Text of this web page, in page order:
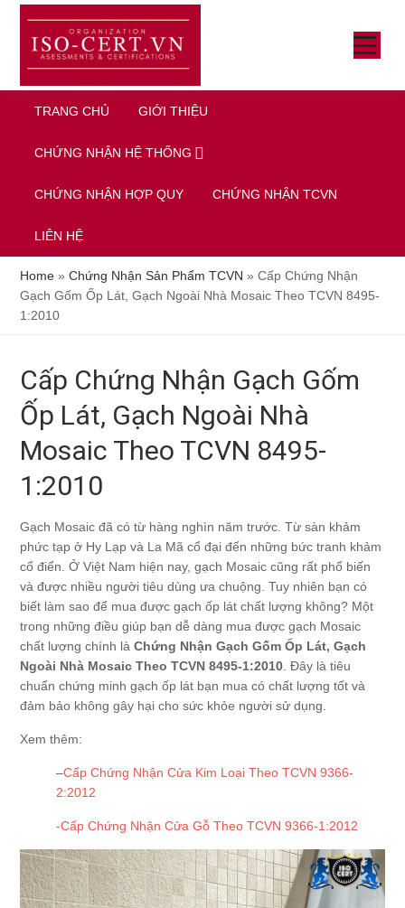
content
primary
sidebar
footer
SHOW
MENU
TRANG CHỦ GIỚI THIỆU
CHỨNG NHẬN HỆ THỐNG
CHỨNG NHẬN HỢP QUY CHỨNG NHẬN TCVN
LIÊN HỆ
Home »Chứng Nhận Sản Phẩm TCVN »Cấp Chứng Nhận
Gạch Gốm Ốp Lát, Gạch Ngoài Nhà Mosaic Theo TCVN 8495-
1:2010
Cấp Chứng Nhận Gạch Gốm
Ốp Lát, Gạch Ngoài Nhà
Mosaic Theo TCVN 8495-
1:2010
Gạch Mosaic đã có từ hàng nghìn năm trước. Từ sàn khảm
phức tạp ở Hy Lạp và La Mã cổ đại đến những bức tranh khảm
cổ điển. Ở Việt Nam hiện nay, gạch Mosaic cũng rất phổ biến
và được nhiều người tiêu dùng ưa chuộng. Tuy nhiên bạn có
biết làm sao để mua được gạch ốp lát chất lượng không? Một
trong những điều giúp bạn dễ dàng mua được gạch Mosaic
chất lượng chính làChứng Nhận Gạch Gốm Ốp Lát, Gạch
Ngoài Nhà Mosaic Theo TCVN 8495-1:2010 . Đây là tiêu
chuẩn chứng minh gạch ốp lát bạn mua có chất lượng tốt và
đảm bảo không gây hại cho sức khỏe người sử dụng.
Xem thêm:
–Cấp Chứng Nhận Cửa Kim Loại Theo TCVN 9366-
2:2012
-Cấp Chứng Nhận Cửa Gỗ Theo TCVN 9366-1:2012